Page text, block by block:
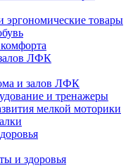
эргономические товары
ЛФК
и залов ЛФК
и тренажеры
мелкой моторики
и здоровья